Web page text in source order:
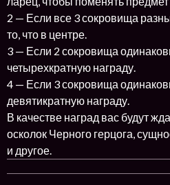
2 — Если все 3 сокровища
то, что в центре.
3 — Если 2 сокровища
четырехкратную награду.
4 — Если 3 сокровища
девятикратную награду.
В качестве наград вас будут
осколок Черного герцога,
и другое.